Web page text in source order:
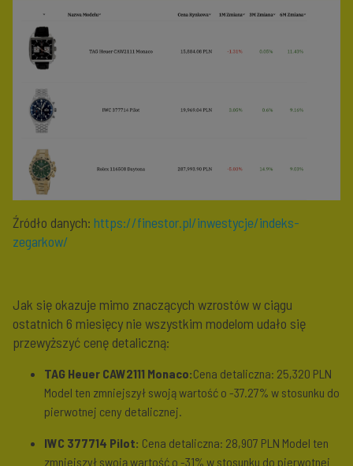
Źródło danych: https://finestor.pl/inwestycje/indeks-
zegarkow/
Jak się okazuje mimo znaczących wzrostów w ciągu
ostatnich 6 miesięcy nie wszystkim modelom udało się
przewyższyć cenę detaliczną:
TAG Heuer CAW2111 Monaco:Cena detaliczna: 25,320 PLN
Model ten zmniejszył swoją wartość o -37.27% w stosunku do
pierwotnej ceny detalicznej.
IWC 377714 Pilot: Cena detaliczna: 28,907 PLN Model ten
zmniejszył swoją wartość o -31% w stosunku do pierwotnej